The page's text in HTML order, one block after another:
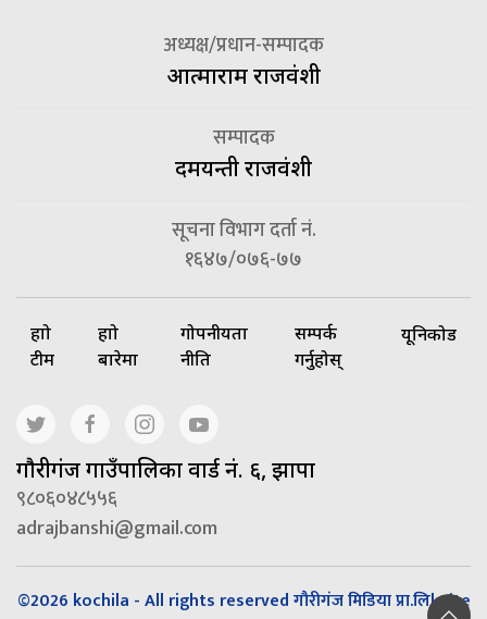
अध्यक्ष/प्रधान-सम्पादक
आत्माराम राजवंशी
सम्पादक
दमयन्ती राजवंशी
सूचना विभाग दर्ता नं.
१६४७/०७६-७७
हाम्रो
टीम
हाम्रो
बारेमा
गोपनीयता
नीति
सम्पर्क
गर्नुहोस्
यूनिकोड
गाैरीगंज गाउँपालिका वार्ड नं. ६, झापा
९८०६०४८५५६
adrajbanshi@gmail.com
©2026 kochila - All rights reserved गौरीगंज मिडिया प्रा.लि| Site